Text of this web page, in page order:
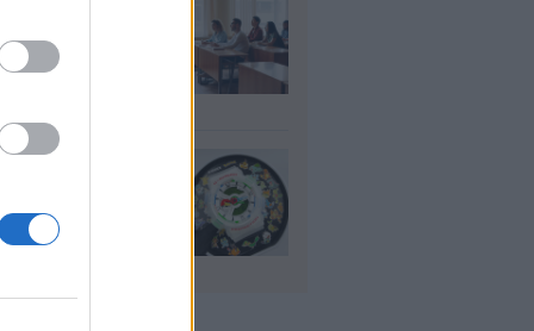
για 5.017
διορισμούς
Το νέο G-
χρόνια του